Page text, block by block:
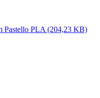
Pastello PLA (204,23 KB)